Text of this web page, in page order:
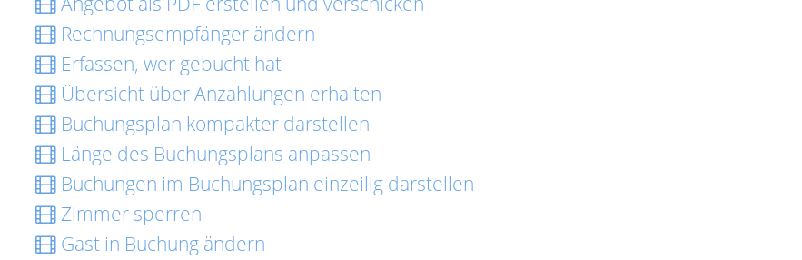
Rechnungsempfänger ändern
Erfassen, wer gebucht hat
Übersicht über Anzahlungen erhalten
Buchungsplan kompakter darstellen
Länge des Buchungsplans anpassen
Buchungen im Buchungsplan einzeilig darstellen
Zimmer sperren
Gast in Buchung ändern